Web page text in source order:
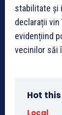
stabilitate și
declarații
evidențiind
vecinilor săi
Hot
Local